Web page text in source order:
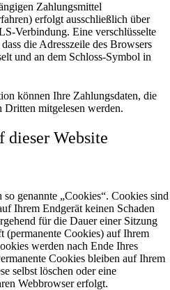
Zahlungsmittel
erfolgt ausschließlich über
Verbindung. Eine verschlüsselte
die Adresszeile des Browsers
und an dem Schloss-Symbol in
können Ihre Zahlungsdaten, die
Dritten mitgelesen werden.
dieser Website
genannte „Cookies“. Cookies sind
Ihrem Endgerät keinen Schaden
für die Dauer einer Sitzung
(permanente Cookies) auf Ihrem
werden nach Ende Ihres
Cookies bleiben auf Ihrem
selbst löschen oder eine
Webbrowser erfolgt.